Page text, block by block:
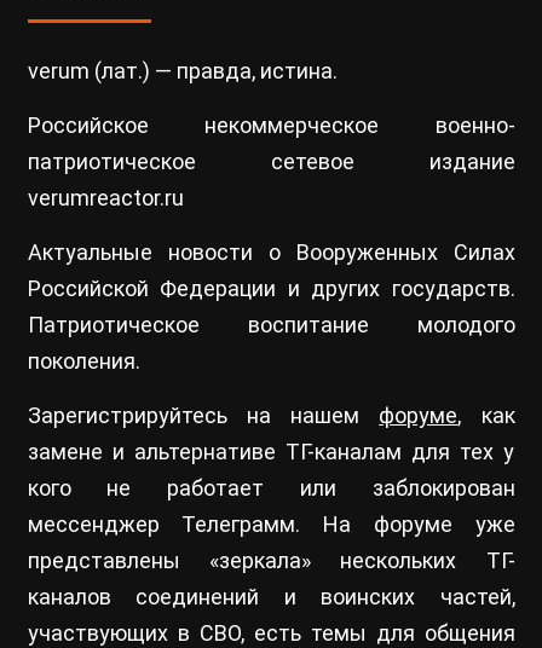
verum (лат.) — правда, истина.
Российское некоммерческое военно-
патриотическое сетевое издание
verumreactor.ru
Актуальные новости о Вооруженных Силах
Российской Федерации и других государств.
Патриотическое воспитание молодого
поколения.
Зарегистрируйтесь на нашем форуме, как
замене и альтернативе ТГ-каналам для тех у
кого не работает или заблокирован
мессенджер Телеграмм. На форуме уже
представлены «зеркала» нескольких ТГ-
каналов соединений и воинских частей,
участвующих в СВО, есть темы для общения